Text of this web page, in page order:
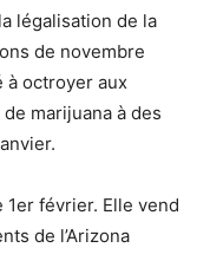
légalisation de la
de novembre
à octroyer aux
marijuana à des
1er février. Elle vend
de l’Arizona